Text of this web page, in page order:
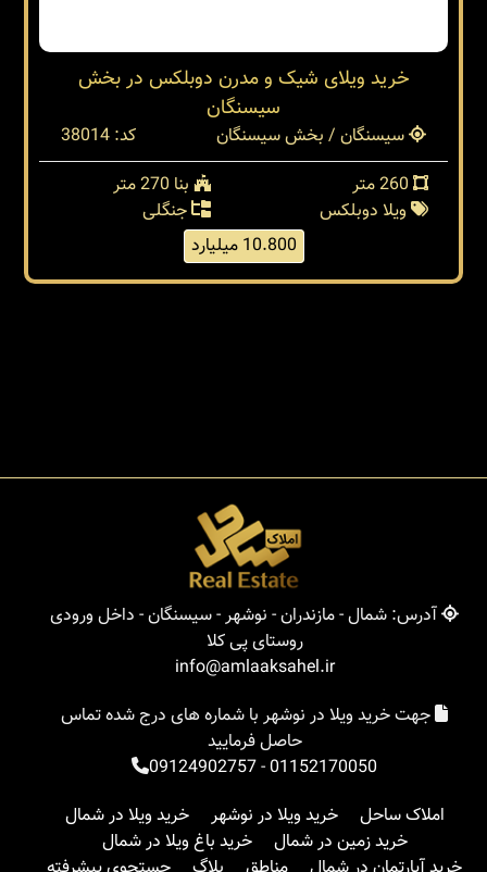
خرید ویلای شیک و مدرن دوبلکس در بخش
سیسنگان
سیسنگان / بخش سیسنگان
کد: 38014
بنا 270 متر
ویلا دوبلکس
جنگلی
10.800 میلیارد
آدرس: شمال - مازندران - نوشهر - سیسنگان - داخل ورودی
روستای پی کلا
info@amlaaksahel.ir
جهت خرید ویلا در نوشهر با شماره های درج شده تماس
حاصل فرمایید
01152170050
-
09124902757
املاک ساحل
خرید ویلا در نوشهر
خرید ویلا در شمال
خرید زمین در شمال
خرید باغ ویلا در شمال